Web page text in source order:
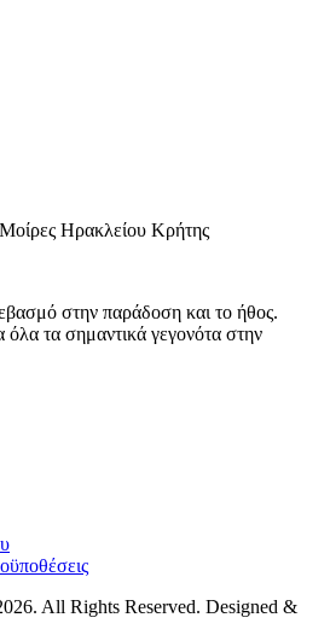
Ηρακλείου Κρήτης
στην παράδοση και το ήθος.
όλα τα σημαντικά γεγονότα στην
All Rights Reserved. Designed &